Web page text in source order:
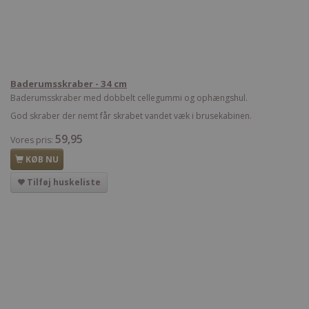
Baderumsskraber - 34 cm
Baderumsskraber med dobbelt cellegummi og ophængshul.
God skraber der nemt får skrabet vandet væk i brusekabinen.
Vores pris: 59,95
KØB NU
Tilføj huskeliste